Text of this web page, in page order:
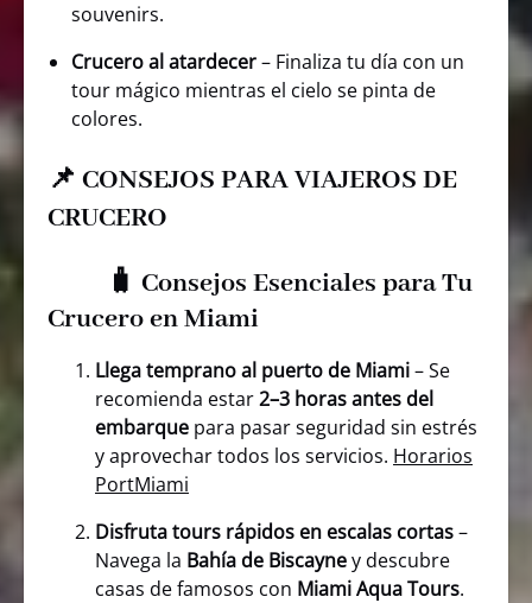
souvenirs.
Crucero al atardecer– Finaliza tu día con un
tour mágico mientras el cielo se pinta de
colores.
📌 CONSEJOS PARA VIAJEROS DE
CRUCERO
🧳 Consejos Esenciales para Tu
Crucero en Miami
Llega temprano al puerto de Miami– Se
recomienda estar2–3 horas antes del
embarque para pasar seguridad sin estrés
y aprovechar todos los servicios. Horarios
PortMiami
Disfruta tours rápidos en escalas cortas–
Navega la Bahía de Biscayney descubre
casas de famosos con Miami Aqua Tours.